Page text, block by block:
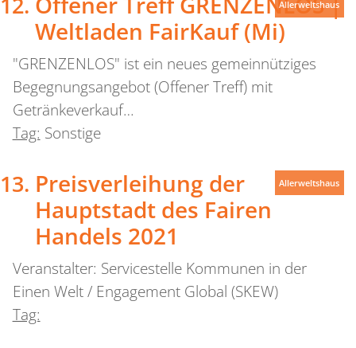
Weltladen FairKauf (Mi)
"GRENZENLOS" ist ein neues gemeinnütziges
Begegnungsangebot (Offener Treff) mit
Getränkeverkauf…
Tag: Sonstige
Allerweltshaus
Preisverleihung der
Hauptstadt des Fairen
Handels 2021
Veranstalter: Servicestelle Kommunen in der
Einen Welt / Engagement Global (SKEW)
Tag:
Allerweltshaus